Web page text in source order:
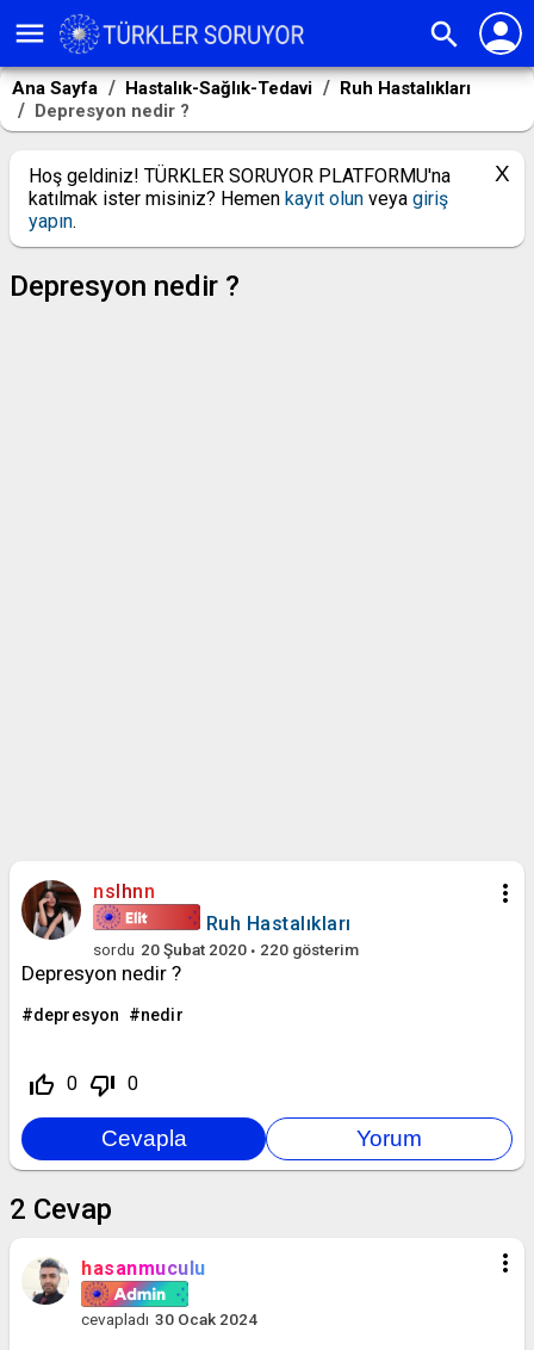
menu search person
Ana Sayfa Hastalık-Sağlık-Tedavi
Ruh Hastalıkları
Depresyon nedir ?
Hoş geldiniz! TÜRKLER SORUYOR PLATFORMU'na
katılmak ister misiniz? Hemen kayıt olun veya giriş
yapın.
Depresyon nedir ?
more_vert
nslhnn
Ruh Hastalıkları
sordu 20 Şubat 2020 220 gösterim
Depresyon nedir ?
depresyon nedir
thumb_up_off_alt 0 thumb_down_off_alt 0
2 Cevap
more_vert
hasanmuculu
cevapladı 30 Ocak 2024